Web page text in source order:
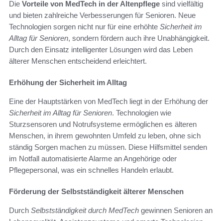
Die Vorteile von MedTech in der Altenpflege sind vielfältig
und bieten zahlreiche Verbesserungen für Senioren. Neue
Technologien sorgen nicht nur für eine erhöhte Sicherheit im
Alltag für Senioren, sondern fördern auch ihre Unabhängigkeit.
Durch den Einsatz intelligenter Lösungen wird das Leben
älterer Menschen entscheidend erleichtert.
Erhöhung der Sicherheit im Alltag
Eine der Hauptstärken von MedTech liegt in der Erhöhung der
Sicherheit im Alltag für Senioren. Technologien wie
Sturzsensoren und Notrufsysteme ermöglichen es älteren
Menschen, in ihrem gewohnten Umfeld zu leben, ohne sich
ständig Sorgen machen zu müssen. Diese Hilfsmittel senden
im Notfall automatisierte Alarme an Angehörige oder
Pflegepersonal, was ein schnelles Handeln erlaubt.
Förderung der Selbstständigkeit älterer Menschen
Durch Selbstständigkeit durch MedTech gewinnen Senioren an